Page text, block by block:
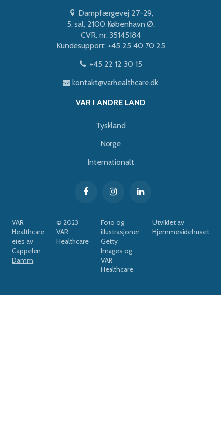
Dampfærgevej 27-29,
5. sal, 2100 København Ø.
CVR. nr. 35145184
Kundesupport: +45 25 40 70 25
+45 22 12 30 15
kontakt@varhealthcare.dk
VAR I ANDRE LAND
Tyskland
Norge
Internationalt
VAR
Healthcare
eies av
Cappelen
Damm,
© 2023
VAR
Healthcare
Foto og
illustrasjoner:
Getty
Images og
VAR
Healthcare
Utviklet av
Hjemmesidehuset